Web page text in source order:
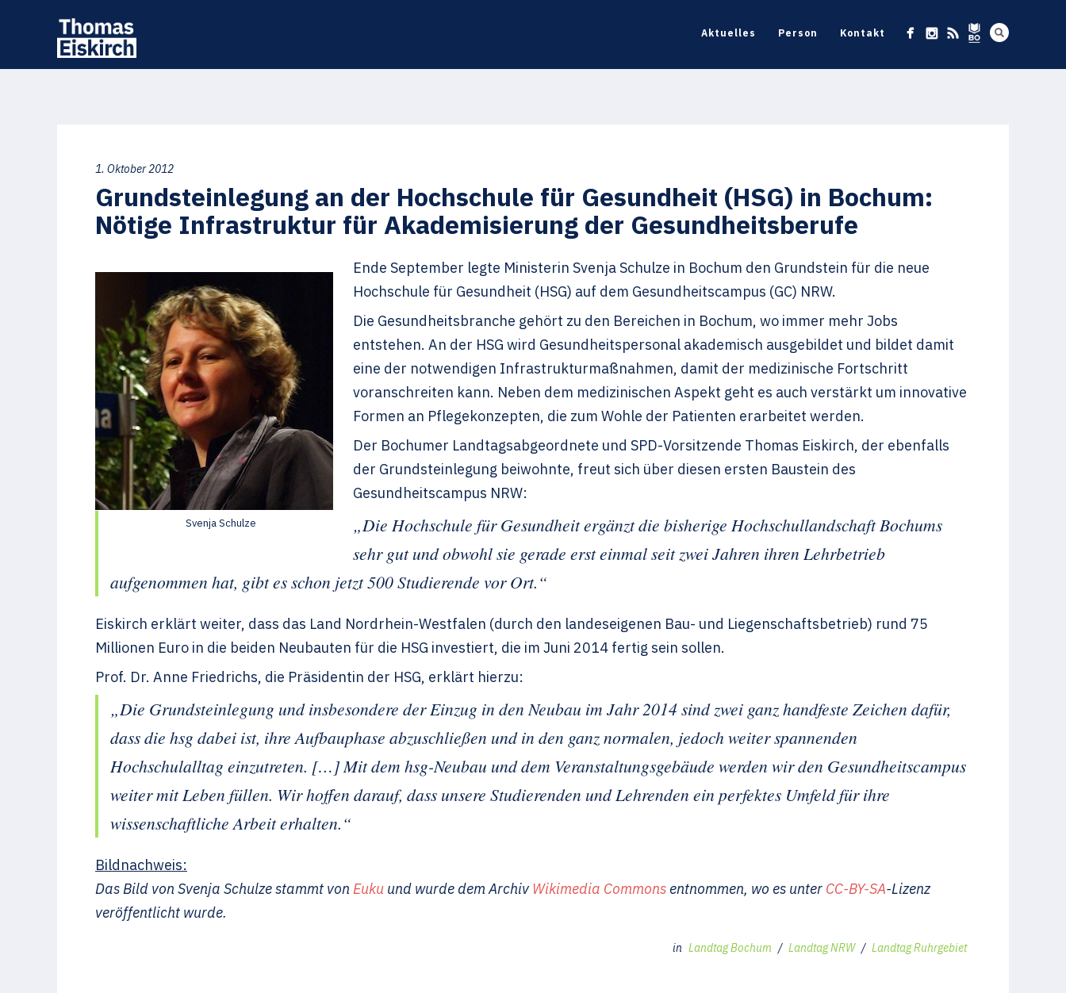
Aktuelles Person Kontakt
1. Oktober 2012
Grundsteinlegung an der Hochschule für Gesundheit (HSG) in Bochum:
Nötige Infrastruktur für Akademisierung der Gesundheitsberufe
Svenja Schulze
Ende September legte Ministerin Svenja Schulze in Bochum den Grundstein für die neue
Hochschule für Gesundheit (HSG) auf dem Gesundheitscampus (GC) NRW.
Die Gesundheitsbranche gehört zu den Bereichen in Bochum, wo immer mehr Jobs
entstehen. An der HSG wird Gesundheitspersonal akademisch ausgebildet und bildet damit
eine der notwendigen Infrastrukturmaßnahmen, damit der medizinische Fortschritt
voranschreiten kann. Neben dem medizinischen Aspekt geht es auch verstärkt um innovative
Formen an Pflegekonzepten, die zum Wohle der Patienten erarbeitet werden.
Der Bochumer Landtagsabgeordnete und SPD-Vorsitzende Thomas Eiskirch, der ebenfalls
der Grundsteinlegung beiwohnte, freut sich über diesen ersten Baustein des
Gesundheitscampus NRW:
„Die Hochschule für Gesundheit ergänzt die bisherige Hochschullandschaft Bochums
sehr gut und obwohl sie gerade erst einmal seit zwei Jahren ihren Lehrbetrieb
aufgenommen hat, gibt es schon jetzt 500 Studierende vor Ort.“
Eiskirch erklärt weiter, dass das Land Nordrhein-Westfalen (durch den landeseigenen Bau- und Liegenschaftsbetrieb) rund 75
Millionen Euro in die beiden Neubauten für die HSG investiert, die im Juni 2014 fertig sein sollen.
Prof. Dr. Anne Friedrichs, die Präsidentin der HSG, erklärt hierzu:
„Die Grundsteinlegung und insbesondere der Einzug in den Neubau im Jahr 2014 sind zwei ganz handfeste Zeichen dafür,
dass die hsg dabei ist, ihre Aufbauphase abzuschließen und in den ganz normalen, jedoch weiter spannenden
Hochschulalltag einzutreten. […] Mit dem hsg-Neubau und dem Veranstal­tungsgebäude werden wir den Gesundheitscampus
weiter mit Leben füllen. Wir hoffen darauf, dass unsere Studierenden und Lehrenden ein perfektes Umfeld für ihre
wissenschaftliche Arbeit erhalten.“
Bildnachweis:
Das Bild von Svenja Schulze stammt von Euku und wurde dem Archiv Wikimedia Commonsentnommen, wo es unter CC-BY-SA-Lizenz
veröffentlicht wurde.
in Landtag Bochum / Landtag NRW / Landtag Ruhrgebiet